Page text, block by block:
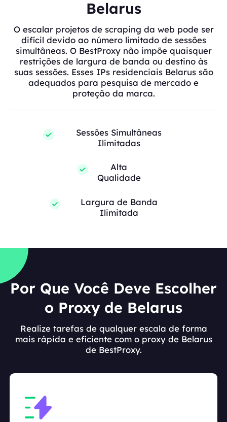
Belarus
O escalar projetos de scraping da web pode ser
difícil devido ao número limitado de sessões
simultâneas. O BestProxy não impõe quaisquer
restrições de largura de banda ou destino às
suas sessões. Esses IPs residenciais Belarus são
adequados para pesquisa de mercado e
proteção da marca.
Sessões Simultâneas
Ilimitadas
Alta
Qualidade
Largura de Banda
Ilimitada
Por Que Você Deve Escolher
o Proxy de Belarus
Realize tarefas de qualquer escala de forma
mais rápida e eficiente com o proxy de Belarus
de BestProxy.